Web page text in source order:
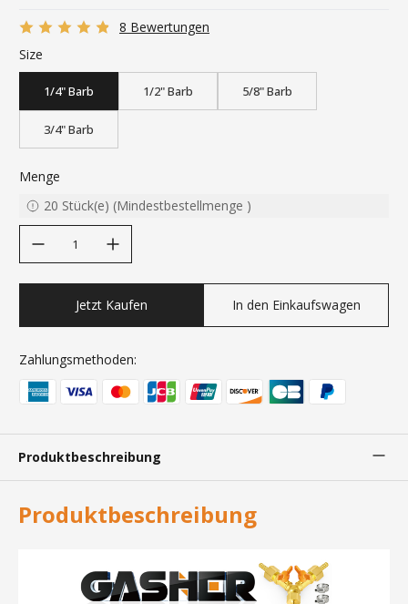
8 Bewertungen
Size
1/4" Barb 1/2" Barb 5/8" Barb
3/4" Barb
Menge
20 Stück(e) (Mindestbestellmenge )
Jetzt Kaufen In den Einkaufswagen
Zahlungsmethoden:
Produktbeschreibung
Produktbeschreibung